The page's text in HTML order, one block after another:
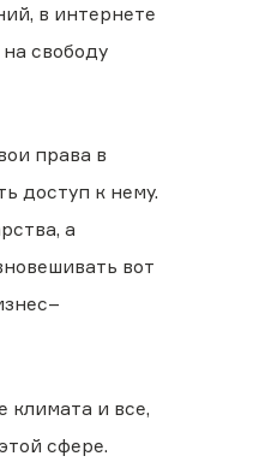
в интернете
свободу
права в
доступ к нему.
а
вот
климата и все,
сфере.